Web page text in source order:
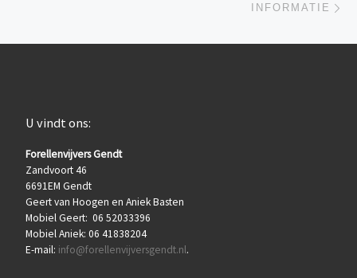
INFORMATIE
U vindt ons:
Forellenvijvers Gendt
Zandvoort 46
6691EM Gendt
Geert van Hoogen en Aniek Basten
Mobiel Geert: 06 52033396
Mobiel Aniek: 06 41838204
E-mail: info@forellenvijversgendt.nl.